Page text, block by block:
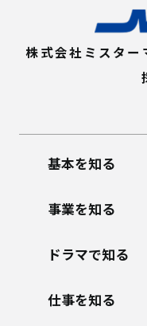
株式会社ミスター
基本を知る
事業を知る
ドラマで知る
仕事を知る